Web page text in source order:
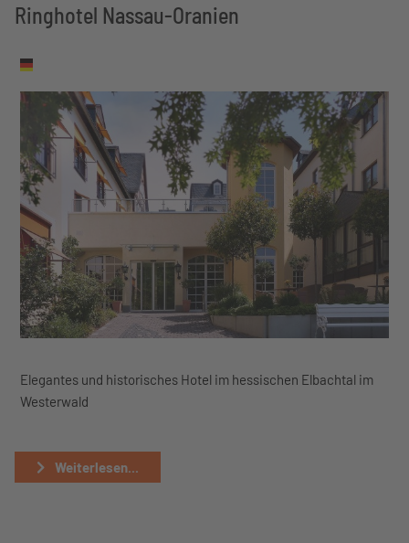
Ringhotel Nassau-Oranien
Elegantes und historisches Hotel im hessischen Elbachtal im
Westerwald
Weiterlesen...